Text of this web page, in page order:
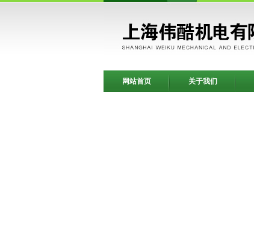
网站首页 关于我们